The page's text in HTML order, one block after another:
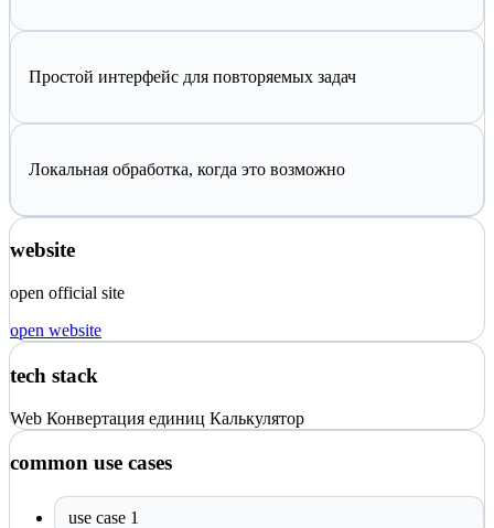
Простой интерфейс для повторяемых задач
Локальная обработка, когда это возможно
website
open official site
open website
tech stack
Web Конвертация единиц Калькулятор
common use cases
use case 1